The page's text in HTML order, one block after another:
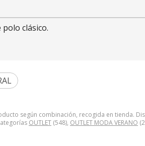
según combinación, recogida en tienda.
OUTLET (548), OUTLET MODA VERANO
clásico.